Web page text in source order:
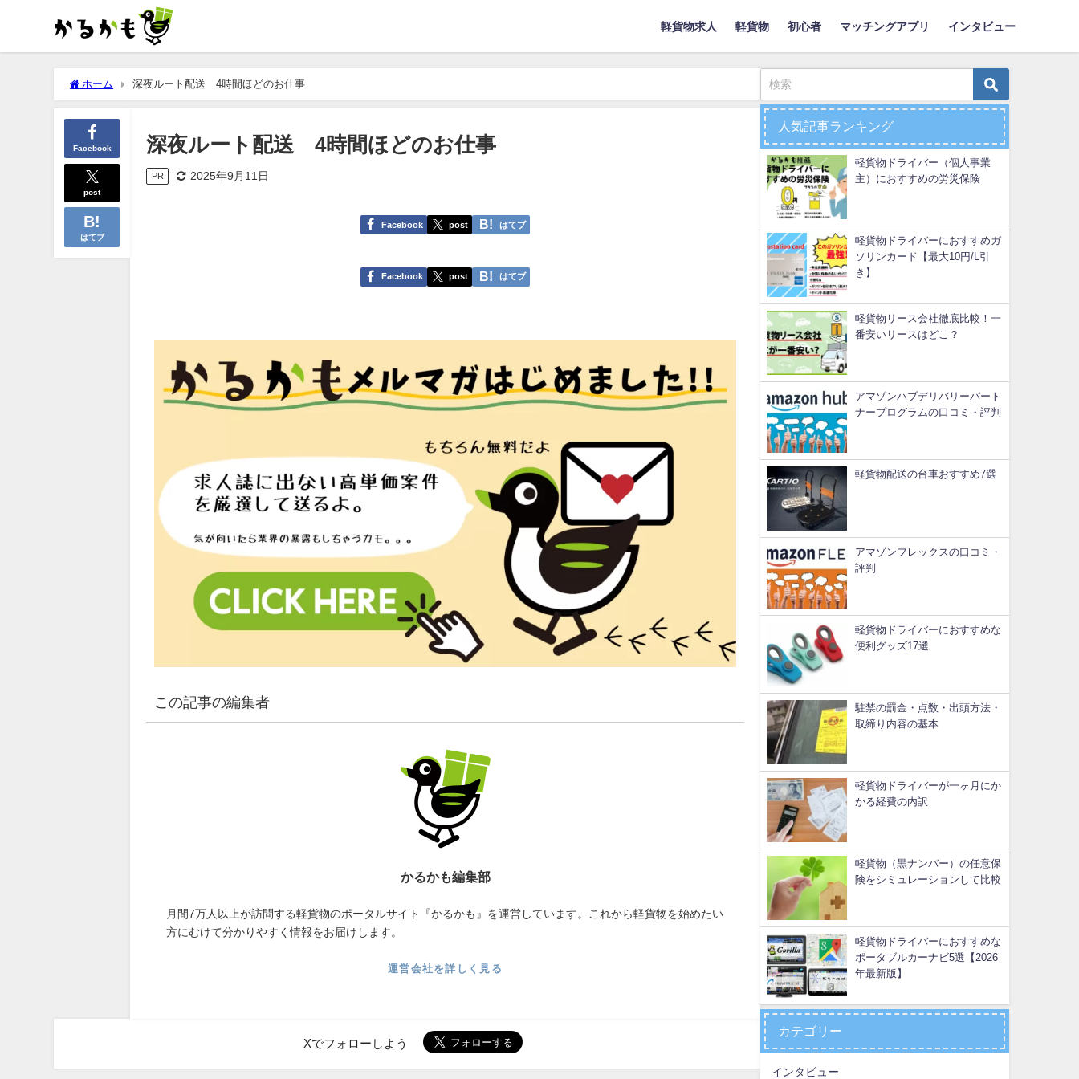
軽貨物求人 軽貨物 初心者 マッチングアプリ インタビュー
ホーム 深夜ルート配送 4時間ほどのお仕事
Facebook
post
はてブ
深夜ルート配送 4時間ほどのお仕事
PR 2025年9月11日
Facebook post はてブ
Facebook post はてブ
この記事の編集者
かるかも編集部
月間7万人以上が訪問する軽貨物のポータルサイト『かるかも』を運営しています。これから軽貨物を始めたい
方にむけて分かりやすく情報をお届けします。
運営会社を詳しく見る
Xでフォローしよう
人気記事ランキング
軽貨物ドライバー（個人事業
主）におすすめの労災保険
軽貨物ドライバーにおすすめガ
ソリンカード【最大10円/L引
き】
軽貨物リース会社徹底比較！一
番安いリースはどこ？
アマゾンハブデリバリーパート
ナープログラムの口コミ・評判
軽貨物配送の台車おすすめ7選
アマゾンフレックスの口コミ・
評判
軽貨物ドライバーにおすすめな
便利グッズ17選
駐禁の罰金・点数・出頭方法・
取締り内容の基本
軽貨物ドライバーが一ヶ月にか
かる経費の内訳
軽貨物（黒ナンバー）の任意保
険をシミュレーションして比較
軽貨物ドライバーにおすすめな
ポータブルカーナビ5選【2026
年最新版】
カテゴリー
インタビュー